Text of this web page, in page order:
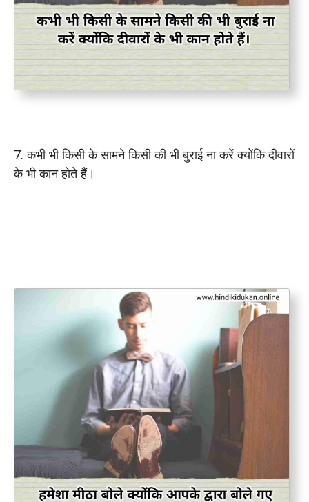
7. कभी भी किसी के सामने किसी की भी बुराई ना करें क्योंकि दीवारों
के भी कान होते हैं।